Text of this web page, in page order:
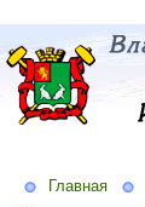
Главная